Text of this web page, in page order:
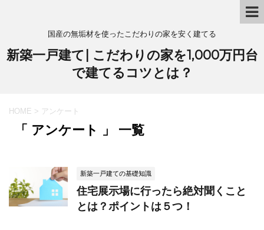
国産の無垢材を使ったこだわりの家を安く建てる
新築一戸建て| こだわりの家を1,000万円台
で建てるコツとは？
HOME > アンケート
「 アンケート 」 一覧
新築一戸建ての基礎知識
住宅展示場に行ったら絶対聞くこと
とは？ポイントは５つ！